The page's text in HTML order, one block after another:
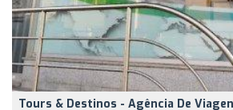
Tours & Destinos - Agência De